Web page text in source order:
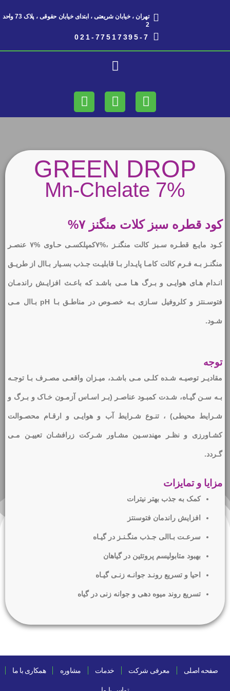
تهران ، خیابان شریعتی ، ابتدای خیابان حقوقی ، پلاک 73 واحد
2​
021-77517395-7
GREEN DROP
Mn-Chelate 7%
کود قطره سبز کلات منگنز ۷%
کـود مایـع قطـره سـبز کالت منگنـز ،%۷کمپلکسـی حـاوی %۷ عنصـر
منگنـز بـه فـرم کالت کامـا پایـدار بـا قابلیـت جـذب بسـیار بـاال از طریـق
انـدام هـای هوایـی و بـرگ هـا مـی باشـد که باعـث افزایـش راندمـان
فتوسـنتز و کلروفیل سـازی بـه خصـوص در مناطـق بـا pH بـاال مـی
شـود.
توجه
مقادیـر توصیـه شـده کلـی مـی باشـد، میـزان واقعـی مصـرف بـا توجـه
بـه سـن گیـاه، شـدت کمبـود عناصـر (بـر اسـاس آزمـون خـاک و بـرگ و
شـرایط محیطی) ، تنـوع شـرایط آب و هوایـی و ارقـام محصـوالت
کشـاورزی و نظـر مهندسـین مشـاور شـرکت زرافشـان تعییـن مـی
گـردد.
مزایا و تمایزات
کمک به جذب بهتر نیترات
افزایش راندمان فتوسنتز
سرعـت بـاالی جـذب منگـنـز در گیـاه
بهبود متابولیسم پروتئین در گیاهان
احیا و تسریع رونـد جوانـه زنـی گیـاه
تسریع روند میوه دهی و جوانه زنی در گیاه
صفحه اصلی معرفی شرکت خدمات مشاوره همکاری با ما